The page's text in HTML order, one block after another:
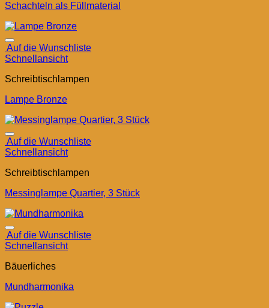
Schachteln als Füllmaterial
Auf die Wunschliste
Schnellansicht
Schreibtischlampen
Lampe Bronze
Auf die Wunschliste
Schnellansicht
Schreibtischlampen
Messinglampe Quartier, 3 Stück
Auf die Wunschliste
Schnellansicht
Bäuerliches
Mundharmonika